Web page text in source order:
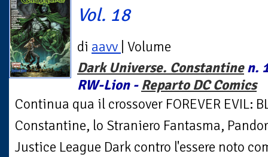
Vol. 18
di aavv | Volume
Dark Universe. Constantinen.
RW-Lion - Reparto DC Comics
Continua qua il crossover FOREVER EVIL:
Constantine, lo Straniero Fantasma,
Justice League Dark contro l'essere noto